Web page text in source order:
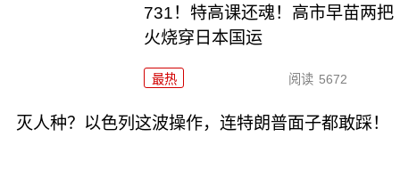
731！特高课还魂！高市早苗两把
火烧穿日本国运
最热 阅读 5672
灭人种？以色列这波操作，连特朗普面子都敢踩！